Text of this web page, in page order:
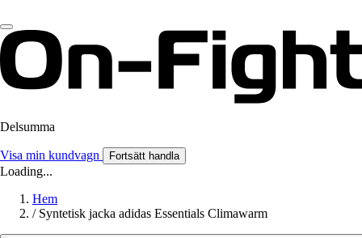
Delsumma
Visa min kundvagn Fortsätt handla
Loading...
Hem
/ Syntetisk jacka adidas Essentials Climawarm